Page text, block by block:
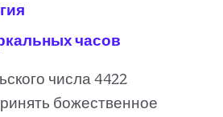
часов
числа 4422
божественное